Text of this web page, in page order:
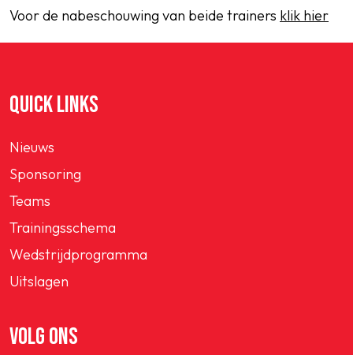
Voor de nabeschouwing van beide trainers klik hier
QUICK LINKS
Nieuws
Sponsoring
Teams
Trainingsschema
Wedstrijdprogramma
Uitslagen
VOLG ONS